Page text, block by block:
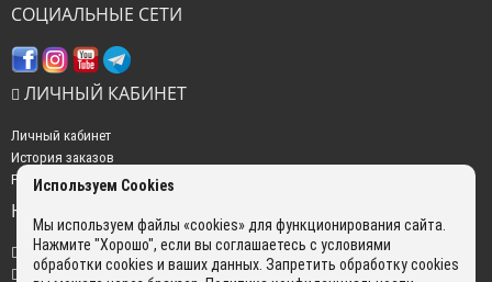
СОЦИАЛЬНЫЕ СЕТИ
ЛИЧНЫЙ КАБИНЕТ
Личный кабинет
История заказов
Рассылка новостей
НАШИ КОНТАКТЫ
+7 (499) 350-22-51
sales@gokyo.ru
Используем Cookies
Мы используем файлы «cookies» для функционирования сайта.
Нажмите "Хорошо", если вы соглашаетесь с условиями
обработки cookies и ваших данных. Запретить обработку cookies